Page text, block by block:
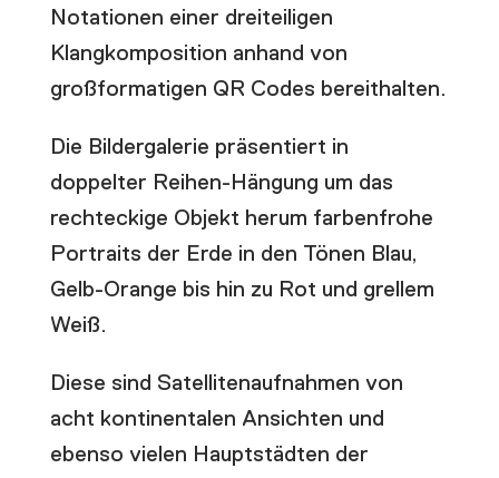
Notationen einer dreiteiligen
Klangkomposition anhand von
großformatigen QR Codes bereithalten.
Die Bildergalerie präsentiert in
doppelter Reihen-Hängung um das
rechteckige Objekt herum farbenfrohe
Portraits der Erde in den Tönen Blau,
Gelb-Orange bis hin zu Rot und grellem
Weiß.
Diese sind Satellitenaufnahmen von
acht kontinentalen Ansichten und
ebenso vielen Hauptstädten der